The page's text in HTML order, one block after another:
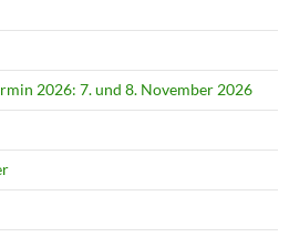
2026: 7. und 8. November 2026